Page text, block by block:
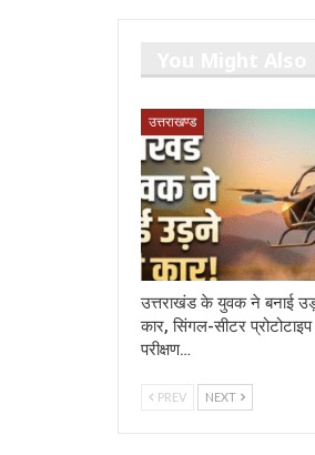
उत्तराखण्ड
उत्तराखंड के युवक ने बनाई
कार, सिंगल-सीटर
परीक्षण…
PREV NEXT